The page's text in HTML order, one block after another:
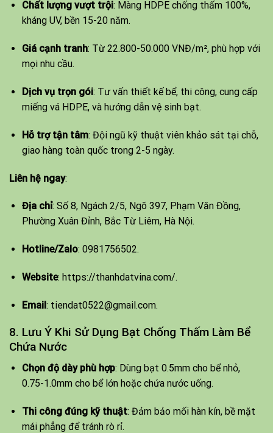
Chất lượng vượt trội: Màng HDPE chống thấm 100%,
kháng UV, bền 15-20 năm.
Giá cạnh tranh: Từ 22.800-50.000 VNĐ/m², phù hợp với
mọi nhu cầu.
Dịch vụ trọn gói: Tư vấn thiết kế bể, thi công, cung cấp
miếng vá HDPE, và hướng dẫn vệ sinh bạt.
Hỗ trợ tận tâm: Đội ngũ kỹ thuật viên khảo sát tại chỗ,
giao hàng toàn quốc trong 2-5 ngày.
Liên hệ ngay:
Địa chỉ: Số 8, Ngách 2/5, Ngõ 397, Phạm Văn Đồng,
Phường Xuân Đỉnh, Bắc Từ Liêm, Hà Nội.
Hotline/Zalo: 0981756502.
Website: https://thanhdatvina.com/.
Email: tiendat0522@gmail.com.
8. Lưu Ý Khi Sử Dụng Bạt Chống Thấm Làm Bể
Chứa Nước
Chọn độ dày phù hợp: Dùng bạt 0.5mm cho bể nhỏ,
0.75-1.0mm cho bể lớn hoặc chứa nước uống.
Thi công đúng kỹ thuật: Đảm bảo mối hàn kín, bề mặt
mái phẳng để tránh rò rỉ.